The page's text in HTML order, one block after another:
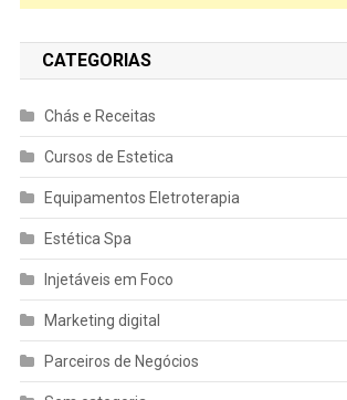
CATEGORIAS
Chás e Receitas
Cursos de Estetica
Equipamentos Eletroterapia
Estética Spa
Injetáveis em Foco
Marketing digital
Parceiros de Negócios